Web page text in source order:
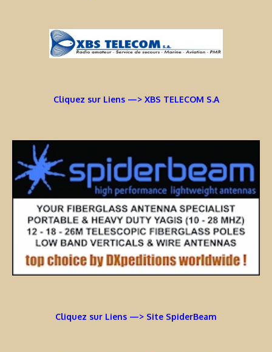
Cliquez sur Liens —> XBS TELECOM S.A
Cliquez sur Liens —> Site SpiderBeam